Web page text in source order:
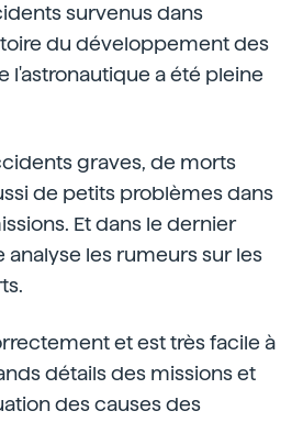
survenus dans
du développement des
l'astronautique a été pleine
graves, de morts
de petits problèmes dans
Et dans le dernier
analyse les rumeurs sur les
et est très facile à
détails des missions et
des causes des